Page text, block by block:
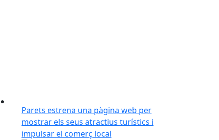
Parets estrena una pàgina web per
mostrar els seus atractius turístics i
impulsar el comerç local